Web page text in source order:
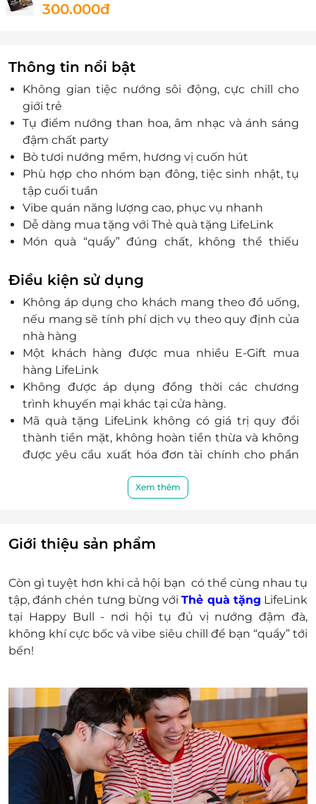
300.000đ
Thông tin nổi bật
Không gian tiệc nướng sôi động, cực chill cho
giới trẻ
Tụ điểm nướng than hoa, âm nhạc và ánh sáng
đậm chất party
Bò tươi nướng mềm, hương vị cuốn hút
Phù hợp cho nhóm bạn đông, tiệc sinh nhật, tụ
tập cuối tuần
Vibe quán năng lượng cao, phục vụ nhanh
Dễ dàng mua tặng với Thẻ quà tặng LifeLink
Món quà “quẩy” đúng chất, không thể thiếu
Điều kiện sử dụng
Không áp dụng cho khách mang theo đồ uống,
nếu mang sẽ tính phí dịch vụ theo quy định của
nhà hàng
Một khách hàng được mua nhiều E-Gift mua
hàng LifeLink
Không được áp dụng đồng thời các chương
trình khuyến mại khác tại cửa hàng.
Mã quà tặng LifeLink không có giá trị quy đổi
thành tiền mặt, không hoàn tiền thừa và không
được yêu cầu xuất hóa đơn tài chính cho phần
Khách hàng có trách nhiệm bảo mật thông tin
mất hoặc ở trạng thái "Đã sử dụng" với bất kỳ lý
lượng sản phẩm hoặc dịch vụ được cung cấp
cũng như đối với các tranh chấp về sau giữa
khách hàng và nhà cung cấp.
LifeLink có quyền sửa chữa hoặc thay đổi điều
khoản và điều kiện sử dụng mà không thông
Xem thêm
Giới thiệu sản phẩm
Còn gì tuyệt hơn khi cả hội bạn có thể cùng nhau tụ
tập, đánh chén tưng bừng vớiThẻ quà tặng LifeLink
tại Happy Bull - nơi hội tụ đủ vị nướng đậm đà,
không khí cực bốc và vibe siêu chill để bạn “quẩy” tới
bến!